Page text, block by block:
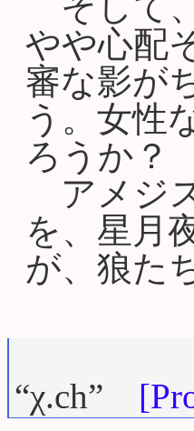
やや心配
審な影が
う。女性
ろうか？
アメジ
を、星月
が、狼た
“χ.ch”